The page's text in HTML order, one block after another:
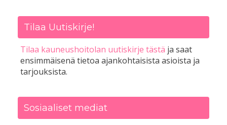
Tilaa Uutiskirje!
Tilaa kauneushoitolan uutiskirje tästä ja saat
ensimmäisenä tietoa ajankohtaisista asioista ja
tarjouksista.
Sosiaaliset mediat